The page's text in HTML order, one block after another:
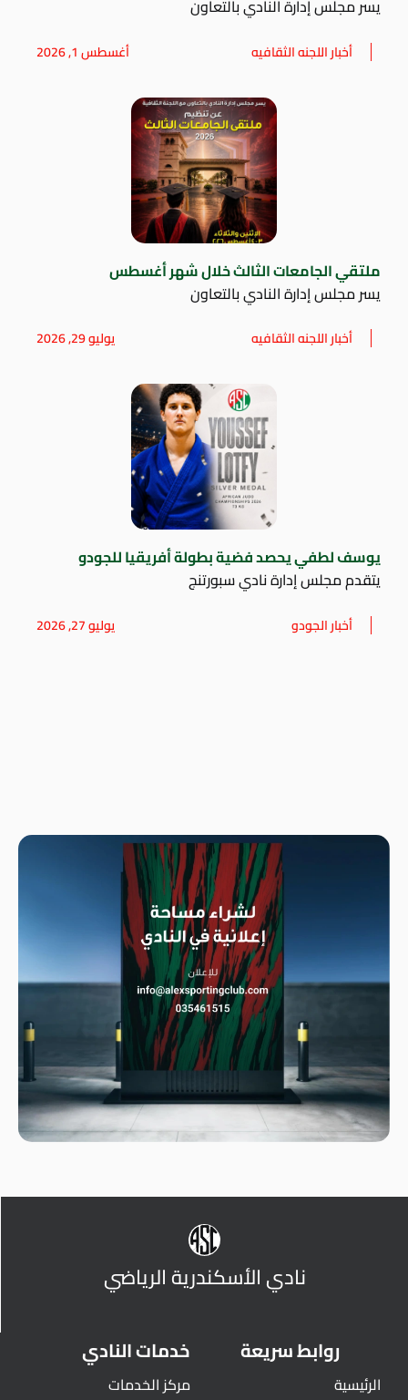
يسر مجلس إدارة النادي بالتعاون
أخبار اللجنه الثقافيه أغسطس 1, 2026
ملتقي الجامعات الثالث خلال شهر أغسطس
يسر مجلس إدارة النادي بالتعاون
أخبار اللجنه الثقافيه يوليو 29, 2026
يوسف لطفي يحصد فضية بطولة أفريقيا للجودو
يتقدم مجلس إدارة نادي سبورتنج
أخبار الجودو يوليو 27, 2026
نادي الأسكندرية الرياضي
روابط سريعة
الرئيسية
خدمات النادي
مركز الخدمات